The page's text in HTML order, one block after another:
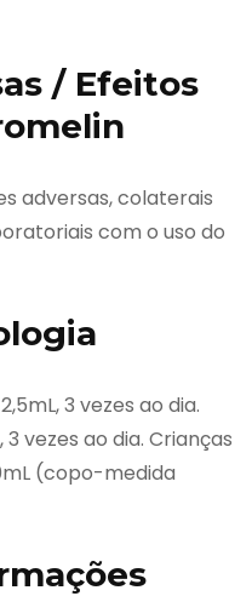
/ Efeitos
adversas, colaterais
com o uso do
3 vezes ao dia.
3 vezes ao dia. Crianças
(copo-medida